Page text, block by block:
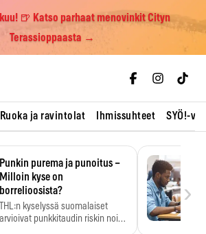
🍺 Katso parhaat menovinkit Cityn
Terassioppaasta →
Ruoka ja ravintolat Ihmissuhteet SYÖ!-
purema ja punoitus –
Milloin kyse on
THL:n kyselyssä suomalaiset
punkkitaudin riskin noin
›